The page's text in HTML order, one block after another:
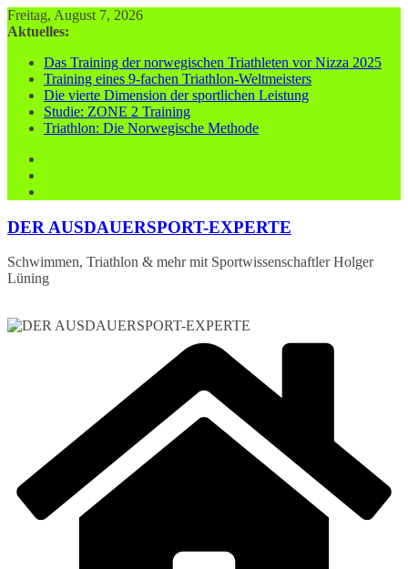
Zum
Inhalt
Freitag, August 7, 2026
Aktuelles:
Das Training der norwegischen Triathleten vor Nizza 2025
Training eines 9-fachen Triathlon-Weltmeisters
Die vierte Dimension der sportlichen Leistung
Studie: ZONE 2 Training
Triathlon: Die Norwegische Methode
DER AUSDAUERSPORT-EXPERTE
Schwimmen, Triathlon & mehr mit Sportwissenschaftler Holger
Lüning